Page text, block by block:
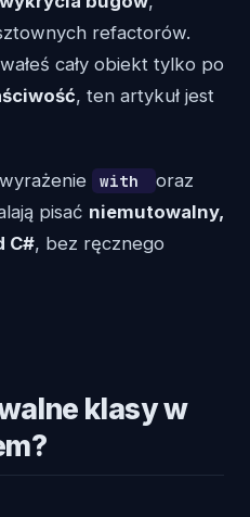
refactorów.
cały obiekt tylko po
, ten artykuł jest
with
oraz
pisać niemutowalny,
C#, bez ręcznego
klasy w